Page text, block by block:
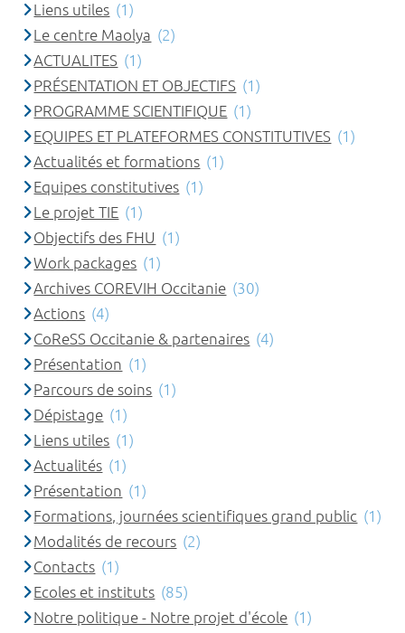
Liens utiles (1)
Le centre Maolya (2)
ACTUALITES (1)
PRÉSENTATION ET OBJECTIFS (1)
PROGRAMME SCIENTIFIQUE (1)
EQUIPES ET PLATEFORMES CONSTITUTIVES (1)
Actualités et formations (1)
Equipes constitutives (1)
Le projet TIE (1)
Objectifs des FHU (1)
Work packages (1)
Archives COREVIH Occitanie (30)
Actions (4)
CoReSS Occitanie & partenaires (4)
Présentation (1)
Parcours de soins (1)
Dépistage (1)
Liens utiles (1)
Actualités (1)
Présentation (1)
Formations, journées scientifiques grand public (1)
Modalités de recours (2)
Contacts (1)
Ecoles et instituts (85)
Notre politique - Notre projet d'école (1)